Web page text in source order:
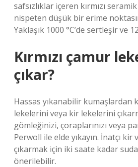
safsızlıklar içeren kırmızı
nispeten düşük bir erime
Yaklaşık 1000 °C’de sertleşir ve
Kırmızı çamur
çıkar?
Hassas yıkanabilir kumaşlardan
lekelerini veya kir lekelerini
gömleğinizi, çoraplarınızı veya
Perwoll ile elde yıkayın. İnatçı
çıkarmak için iki saate kadar
önerilebilir.